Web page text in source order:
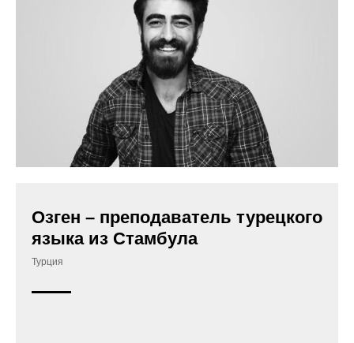
Озген – преподаватель турецкого
языка из Стамбула
Турция